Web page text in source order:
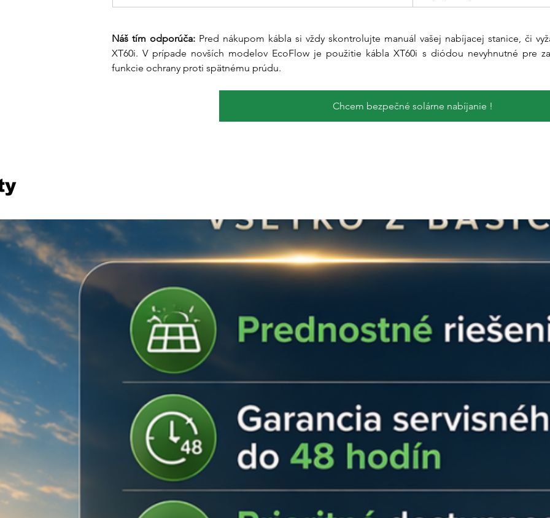
Náš tím odporúča: Pred nákupom kábla si vždy skontrolujte manuál vašej nabíjacej stanice, či
XT60i. V prípade novších modelov EcoFlow je použitie kábla XT60i s diódou nevyhnutné pre
funkcie ochrany proti spätnému prúdu.
Chcem bezpečné solárne nabíjanie !